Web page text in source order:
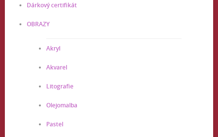
Dárkový certifikát
OBRAZY
Akryl
Akvarel
Litografie
Olejomalba
Pastel